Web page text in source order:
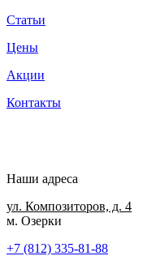
Статьи
Цены
Акции
Контакты
Наши адреса
ул. Композиторов, д. 4
м. Озерки
+7 (812) 335-81-88